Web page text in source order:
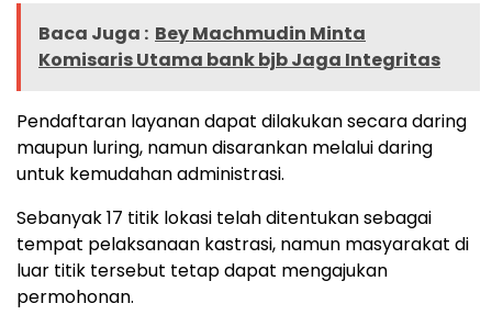
Baca Juga : Bey Machmudin Minta
Komisaris Utama bank bjb Jaga Integritas
Pendaftaran layanan dapat dilakukan secara daring
maupun luring, namun disarankan melalui daring
untuk kemudahan administrasi.
Sebanyak 17 titik lokasi telah ditentukan sebagai
tempat pelaksanaan kastrasi, namun masyarakat di
luar titik tersebut tetap dapat mengajukan
permohonan.